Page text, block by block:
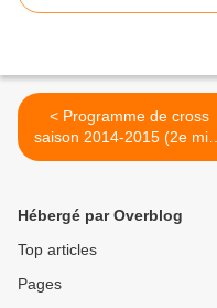
< Programme de cross
saison 2014-2015 (2e mise
à jour)
Hébergé par Overblog
Top articles
Pages